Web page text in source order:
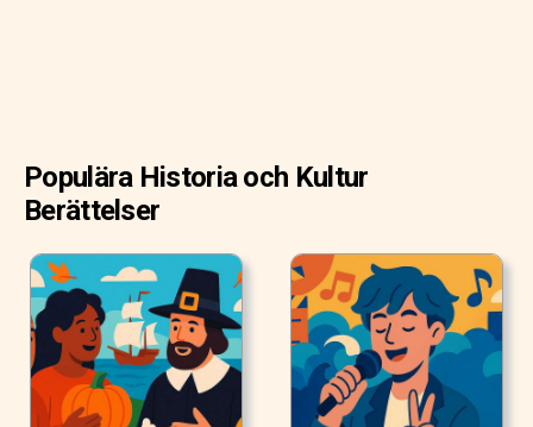
Populära Historia och Kultur
Berättelser